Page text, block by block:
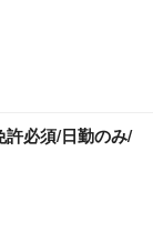
許必須/日勤のみ/